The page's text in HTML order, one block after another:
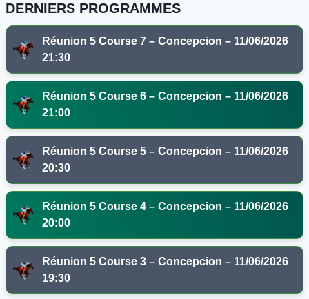
DERNIERS PROGRAMMES
Réunion 5 Course 7 – Concepcion – 11/06/2026
21:30
Réunion 5 Course 6 – Concepcion – 11/06/2026
21:00
Réunion 5 Course 5 – Concepcion – 11/06/2026
20:30
Réunion 5 Course 4 – Concepcion – 11/06/2026
20:00
Réunion 5 Course 3 – Concepcion – 11/06/2026
19:30